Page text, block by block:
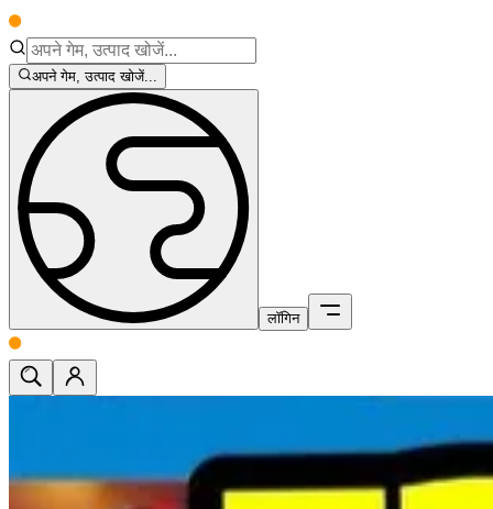
अपने गेम, उत्पाद खोजें...
लॉगिन